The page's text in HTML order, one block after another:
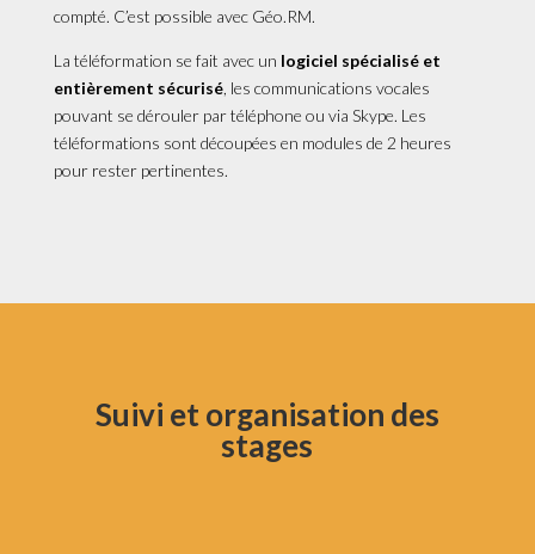
compté. C’est possible avec Géo.RM.
La téléformation se fait avec un logiciel spécialisé et
entièrement sécurisé, les communications vocales
pouvant se dérouler par téléphone ou via Skype. Les
téléformations sont découpées en modules de 2 heures
pour rester pertinentes.
Suivi et organisation des
stages